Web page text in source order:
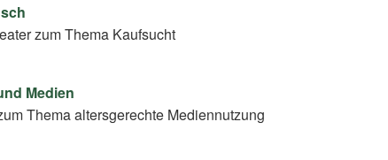
zum Thema Kaufsucht
Medien
Thema altersgerechte Mediennutzung